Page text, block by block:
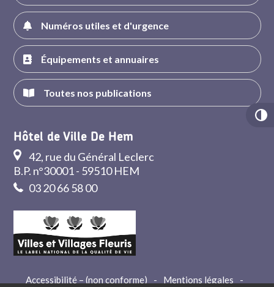
Numéros utiles et d'urgence
Équipements et annuaires
Toutes nos publications
Hôtel de Ville De Hem
42, rue du Général Leclerc
B.P. n°30001 - 59510 HEM
03 20 66 58 00
Accessibilité – (non conforme) - Mentions légales
-